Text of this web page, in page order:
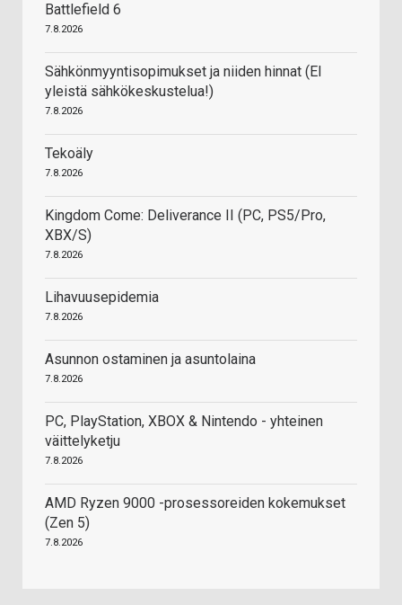
Battlefield 6
7.8.2026
Sähkönmyyntisopimukset ja niiden hinnat (EI
yleistä sähkökeskustelua!)
7.8.2026
Tekoäly
7.8.2026
Kingdom Come: Deliverance II (PC, PS5/Pro,
XBX/S)
7.8.2026
Lihavuusepidemia
7.8.2026
Asunnon ostaminen ja asuntolaina
7.8.2026
PC, PlayStation, XBOX & Nintendo - yhteinen
väittelyketju
7.8.2026
AMD Ryzen 9000 -prosessoreiden kokemukset
(Zen 5)
7.8.2026